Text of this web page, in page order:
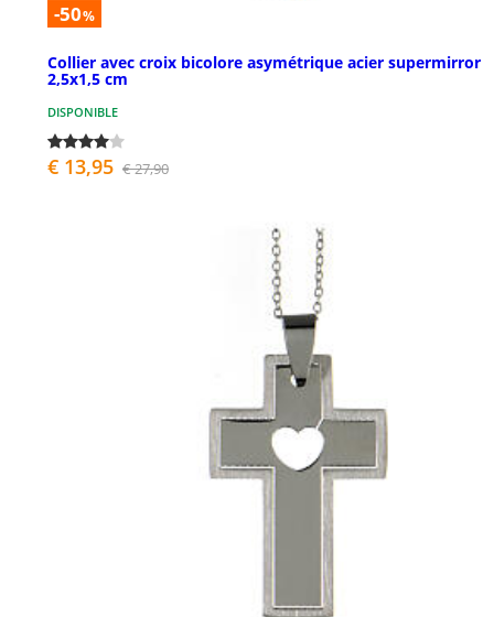
-50%
Collier avec croix bicolore asymétrique acier supermirror
2,5x1,5 cm
DISPONIBLE
€ 13,95 € 27,90